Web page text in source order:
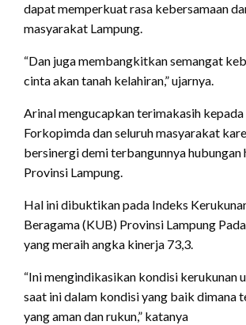
dapat memperkuat rasa kebersamaan
masyarakat Lampung.
“Dan juga membangkitkan semangat
cinta akan tanah kelahiran,” ujarnya.
Arinal mengucapkan terimakasih
Forkopimda dan seluruh masyarakat
bersinergi demi terbangunnya hubungan
Provinsi Lampung.
Hal ini dibuktikan pada Indeks
Beragama (KUB) Provinsi Lampung
yang meraih angka kinerja 73,3.
“Ini mengindikasikan kondisi kerukunan
saat ini dalam kondisi yang baik dimana
yang aman dan rukun,” katanya